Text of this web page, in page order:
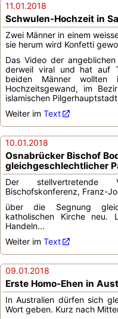
11.01.2018
Schwulen-Hochzeit in
Zwei Männer in einem
sie herum wird Konfetti
Das Video der
derweil viral und hat auf
beiden Männer wollten
Hochzeitsgewand, im
islamischen
Weiter im Text
10.01.2018
Osnabrücker Bischof
gleichgeschlechtlicher
Der stellvertretende
Bischofskonferenz, Franz-
über die Segnung
katholischen Kirche neu.
Handeln...
Weiter im Text
09.01.2018
Erste Homo-Ehen in
In Australien dürfen sich
Wort geben. Kurz nach